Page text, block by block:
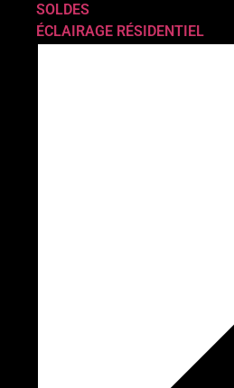
SOLDES
ÉCLAIRAGE RÉSIDENTIEL